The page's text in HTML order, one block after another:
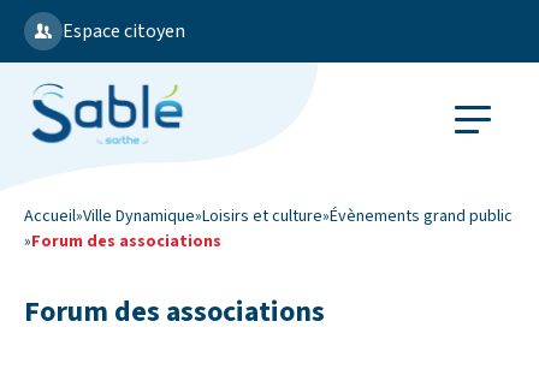
Espace citoyen
Accueil»Ville Dynamique»Loisirs et culture»Évènements grand public
»Forum des associations
Forum des associations